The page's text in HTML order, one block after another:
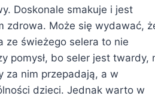
Doskonale smakuje i jest
zdrowa. Może się wydawać,
ze świeżego selera to nie
pomysł, bo seler jest twardy,
za nim przepadają, a w
dzieci. Jednak warto w